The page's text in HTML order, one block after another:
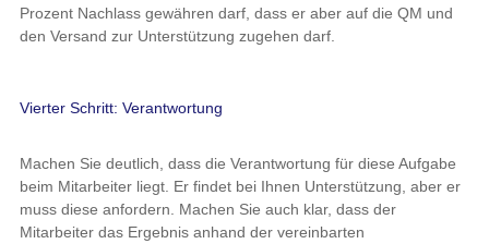
Prozent Nachlass gewähren darf, dass er aber auf die QM und
den Versand zur Unterstützung zugehen darf.
Vierter Schritt: Verantwortung
Machen Sie deutlich, dass die Verantwortung für diese Aufgabe
beim Mitarbeiter liegt. Er findet bei Ihnen Unterstützung, aber er
muss diese anfordern. Machen Sie auch klar, dass der
Mitarbeiter das Ergebnis anhand der vereinbarten